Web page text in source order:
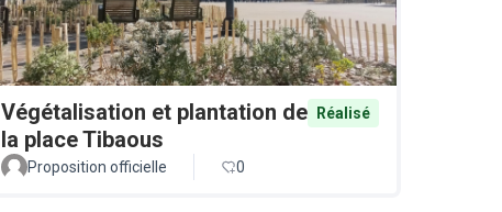
Végétalisation et plantation de
la place Tibaous
Réalisé
Proposition officielle 0